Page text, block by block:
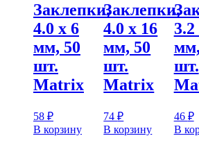
Заклепки,
4.0 х 6
мм, 50
шт.
Matrix
58 ₽
В корзину
Заклепки,
4.0 х 16
мм, 50
шт.
Matrix
74₽
В корзину
3.2
шт.
46 ₽
В